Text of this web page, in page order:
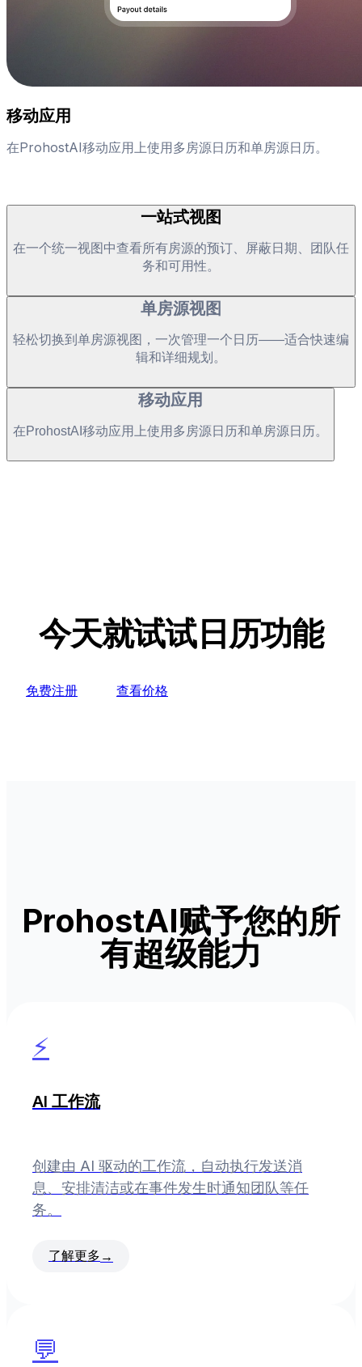
移动应用
在ProhostAI移动应用上使用多房源日历和单房源日历。
一站式视图
在一个统一视图中查看所有房源的预订、屏蔽日期、团队任
务和可用性。
单房源视图
轻松切换到单房源视图，一次管理一个日历——适合快速编
辑和详细规划。
移动应用
在ProhostAI移动应用上使用多房源日历和单房源日历。
今天就试试日历功能
免费注册 查看价格
ProhostAI赋予您的所
有超级能力
⚡
AI 工作流
创建由 AI 驱动的工作流，自动执行发送消
息、安排清洁或在事件发生时通知团队等任
务。
了解更多 →
💬